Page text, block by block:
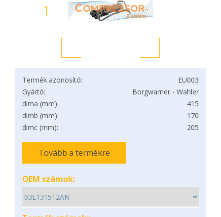
1
Termék azonosító:
EU003
Gyártó:
Borgwarner - Wahler
dima (mm):
415
dimb (mm):
170
dimc (mm):
205
Tovább a termékre
OEM számok: